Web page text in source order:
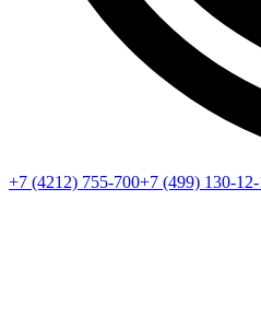
+7 (4212) 755-700+7 (499) 130-